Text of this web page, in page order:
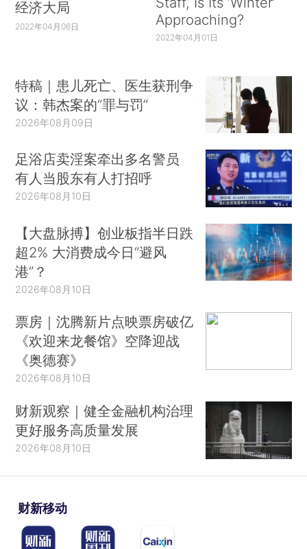
经济大局
2022年04月06日
Approaching?
2022年04月01日
特稿｜患儿死亡、医生获刑争
议：韩杰案的“罪与罚”
2026年08月09日
足浴店卖淫案牵出多名警员
有人当股东有人打招呼
2026年08月10日
【大盘脉搏】创业板指半日跌
超2% 大消费成今日“避风
港”？
2026年08月10日
票房｜沈腾新片点映票房破亿
《欢迎来龙餐馆》空降迎战
《奥德赛》
2026年08月10日
财新观察｜健全金融机构治理
更好服务高质量发展
2026年08月10日
财新移动